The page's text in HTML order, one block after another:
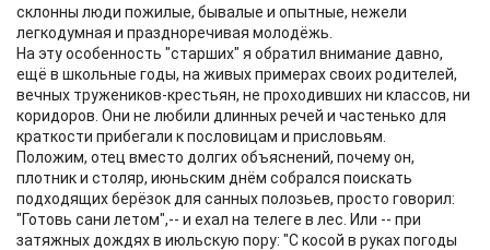
склонны люди пожилые, бывалые и опытные, нежели
легкодумная и праздноречивая молодёжь.
На эту особенность "старших" я обратил внимание давно,
ещё в школьные годы, на живых примерах своих родителей,
вечных тружеников-крестьян, не проходивших ни классов, ни
коридоров. Они не любили длинных речей и частенько для
краткости прибегали к пословицам и присловьям.
Положим, отец вместо долгих объяснений, почему он,
плотник и столяр, июньским днём собрался поискать
подходящих берёзок для санных полозьев, просто говорил:
"Готовь сани летом",-- и ехал на телеге в лес. Или -- при
затяжных дождях в июльскую пору: "С косой в руках погоды